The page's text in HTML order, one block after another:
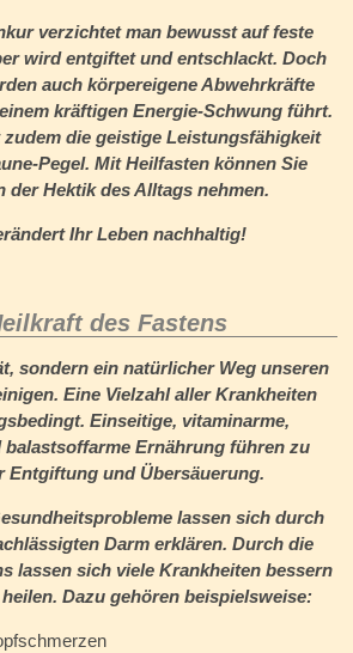
verzichtet man bewusst auf feste
wird entgiftet und entschlackt. Doch
auch körpereigene Abwehrkräfte
kräftigen Energie-Schwung führt.
die geistige Leistungsfähigkeit
Pegel. Mit Heilfasten können Sie
der Hektik des Alltags nehmen.
Ihr Leben nachhaltig!
des Fastens
sondern ein natürlicher Weg unseren
Eine Vielzahl aller Krankheiten
Einseitige, vitaminarme,
balastsoffarme Ernährung führen zu
Entgiftung und Übersäuerung.
lassen sich durch
Darm erklären. Durch die
lassen sich viele Krankheiten bessern
Dazu gehören beispielsweise: